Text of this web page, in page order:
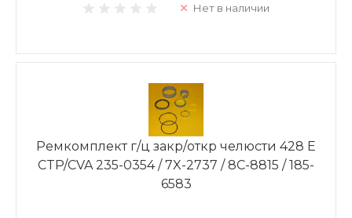
Нет в наличии
Ремкомплект г/ц закр/откр челюсти 428 E
CTP/CVA 235-0354 / 7X-2737 / 8C-8815 / 185-
6583